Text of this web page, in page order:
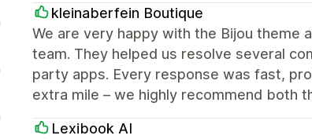
kleinaberfein Boutique
We are very happy with the Bijou theme
team. They helped us resolve several
party apps. Every response was fast,
extra mile – we highly recommend both
Lexibook AI